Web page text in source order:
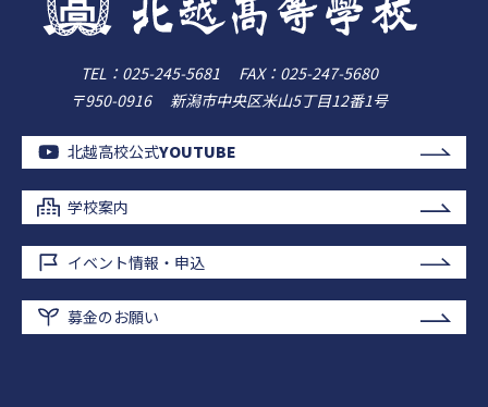
TEL： 025-245-5681
FAX：025-247-5680
〒950-0916
新潟市中央区米山5丁目12番1号
北越高校公式YOUTUBE
学校案内
イベント情報・申込
募金のお願い